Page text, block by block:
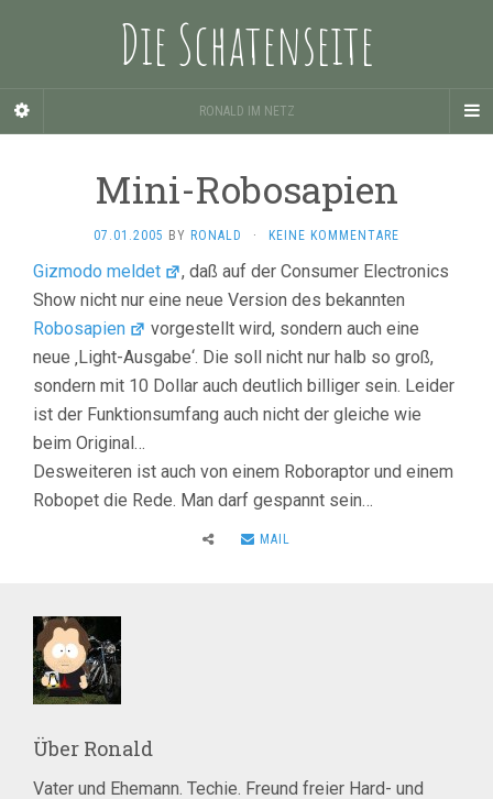
Die Schatenseite
RONALD IM NETZ
Mini-Robosapien
07.01.2005 BY RONALD · KEINE KOMMENTARE
Gizmodo meldet
, daß auf der Consumer Electronics
Show nicht nur eine neue Version des bekannten
Robosapien
vorgestellt wird, sondern auch eine
neue ‚Light-Ausgabe‘. Die soll nicht nur halb so groß,
sondern mit 10 Dollar auch deutlich billiger sein. Leider
ist der Funktionsumfang auch nicht der gleiche wie
beim Original…
Desweiteren ist auch von einem Roboraptor und einem
Robopet die Rede. Man darf gespannt sein…
MAIL
Über Ronald
Vater und Ehemann. Techie. Freund freier Hard- und